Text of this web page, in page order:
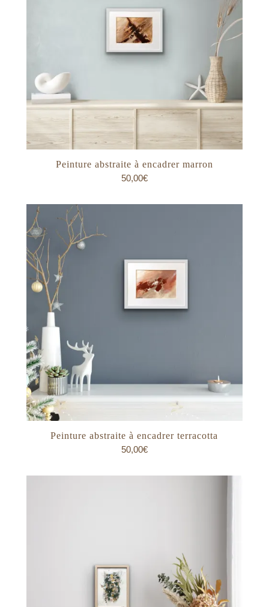
Peinture abstraite à encadrer marron
50,00€
Peinture abstraite à encadrer terracotta
50,00€